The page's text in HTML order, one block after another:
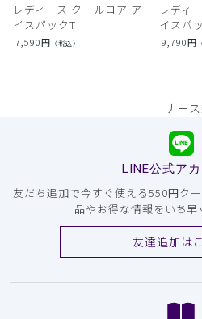
レディース:クールコア ア
イスパックT
7,590円 （税込）
レディ
イスパ
9,790円
ナー
LINE公式ア
友だち追加で今すぐ使える550円ク
品やお得な情報をいち早
友達追加は